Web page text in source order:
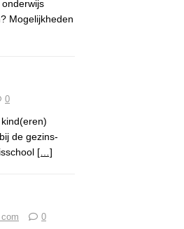
Mogelijkheden
0
de gezins-
[…]
0